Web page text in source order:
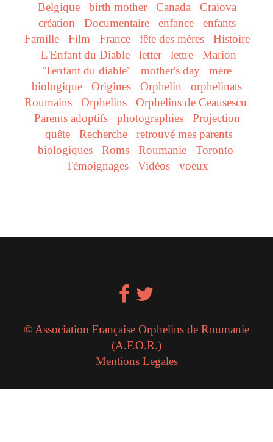
Belgique
birth mother Canada
Craiova
création
Documentaire enfance
enfants
Famille
Film France fête des mères
Histoire
L'Enfant du Diable
letter lettre
Marion
"l'enfant du diable"
mother's day
mère
biologique
Origines Orphelin
orphelinats
Roumains
Orphelins
Orphelins de Ceausescu
Parents adoptifs
photographies
Projection
quête
Recherche
retrouvé mes parents
biologiques
Roms Roumanie
Toronto
Témoignages
Vidéos voeux
© Association Française Orphelins de Roumanie
(A.F.O.R.)
Mentions Legales